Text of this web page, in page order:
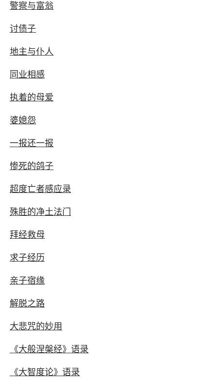
警察与富翁
讨债子
地主与仆人
同业相感
执着的母爱
婆媳怨
一报还一报
惨死的鸽子
超度亡者感应录
殊胜的净土法门
拜经救母
求子经历
亲子宿缘
解脱之路
大悲咒的妙用
《大般涅槃经》语录
《大智度论》语录